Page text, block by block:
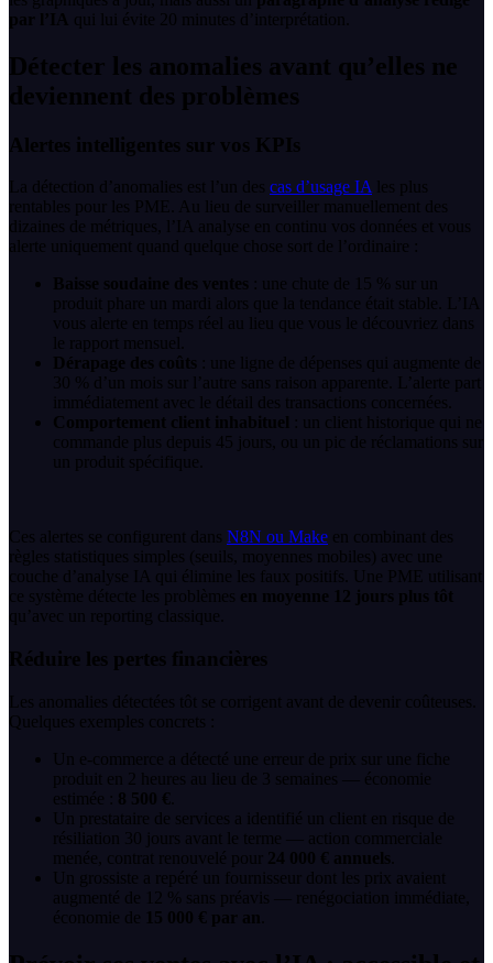
par l’IA qui lui évite 20 minutes d’interprétation.
Détecter les anomalies avant qu’elles ne
deviennent des problèmes
Alertes intelligentes sur vos KPIs
La détection d’anomalies est l’un des cas d’usage IA les plus
rentables pour les PME. Au lieu de surveiller manuellement des
dizaines de métriques, l’IA analyse en continu vos données et vous
alerte uniquement quand quelque chose sort de l’ordinaire :
Baisse soudaine des ventes : une chute de 15 % sur un
produit phare un mardi alors que la tendance était stable. L’IA
vous alerte en temps réel au lieu que vous le découvriez dans
le rapport mensuel.
Dérapage des coûts : une ligne de dépenses qui augmente de
30 % d’un mois sur l’autre sans raison apparente. L’alerte part
immédiatement avec le détail des transactions concernées.
Comportement client inhabituel : un client historique qui ne
commande plus depuis 45 jours, ou un pic de réclamations sur
un produit spécifique.
Ces alertes se configurent dans N8N ou Make en combinant des
règles statistiques simples (seuils, moyennes mobiles) avec une
couche d’analyse IA qui élimine les faux positifs. Une PME utilisant
ce système détecte les problèmes en moyenne 12 jours plus tôt
qu’avec un reporting classique.
Réduire les pertes financières
Les anomalies détectées tôt se corrigent avant de devenir coûteuses.
Quelques exemples concrets :
Un e-commerce a détecté une erreur de prix sur une fiche
produit en 2 heures au lieu de 3 semaines — économie
estimée : 8 500 €
Un prestataire de services a identifié un client en risque de
résiliation 30 jours avant le terme — action commerciale
menée, contrat renouvelé pour 24 000 € annuels
Un grossiste a repéré un fournisseur dont les prix avaient
augmenté de 12 % sans préavis — renégociation immédiate,
économie de 15 000 € par an